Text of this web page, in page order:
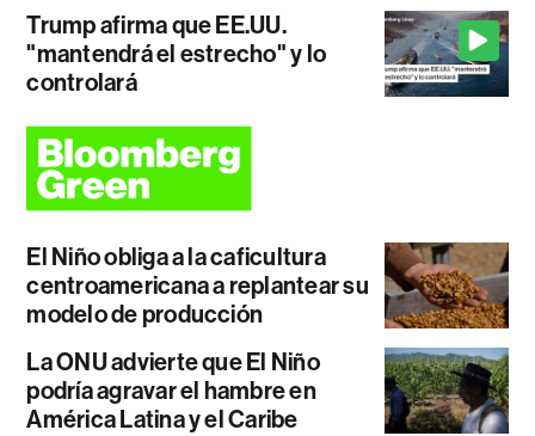
Trump afirma que EE.UU.
"mantendrá el estrecho" y lo
controlará
El Niño obliga a la caficultura
centroamericana a replantear su
modelo de producción
La ONU advierte que El Niño
podría agravar el hambre en
América Latina y el Caribe